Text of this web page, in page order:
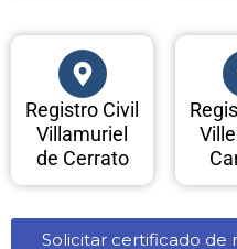
Registro Civil
Villamuriel
de Cerrato
Solicitar certificado de